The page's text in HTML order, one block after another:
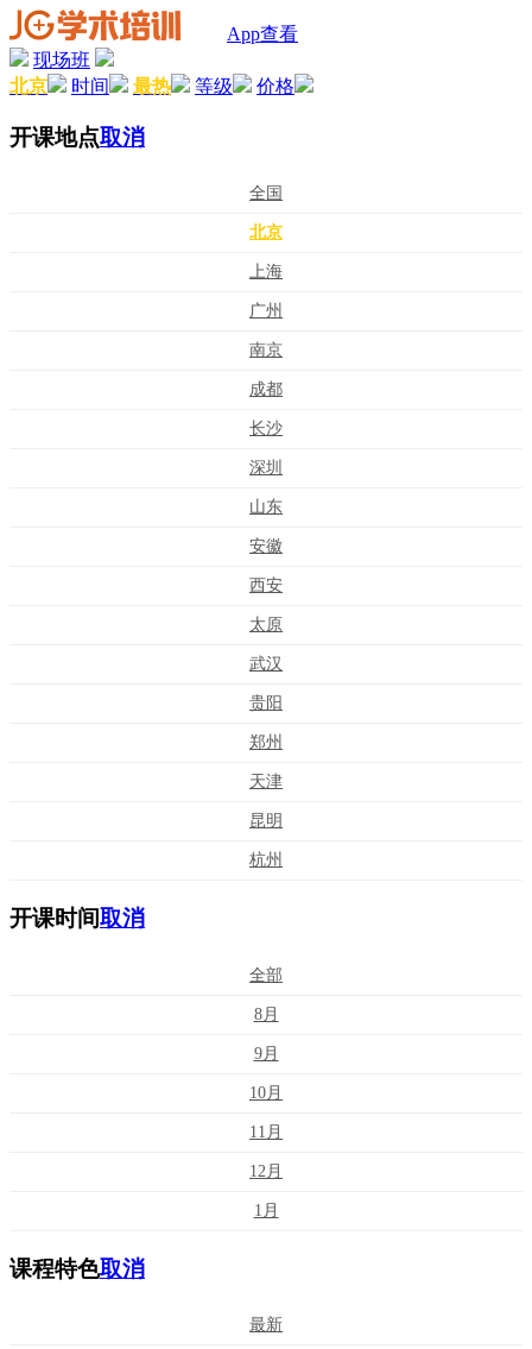
App查看
现场班
北京
时间 最热 等级 价格
开课地点取消
全国
北京
上海
广州
南京
成都
长沙
深圳
山东
安徽
西安
太原
武汉
贵阳
郑州
天津
昆明
杭州
开课时间取消
全部
8月
9月
10月
11月
12月
1月
课程特色取消
最新